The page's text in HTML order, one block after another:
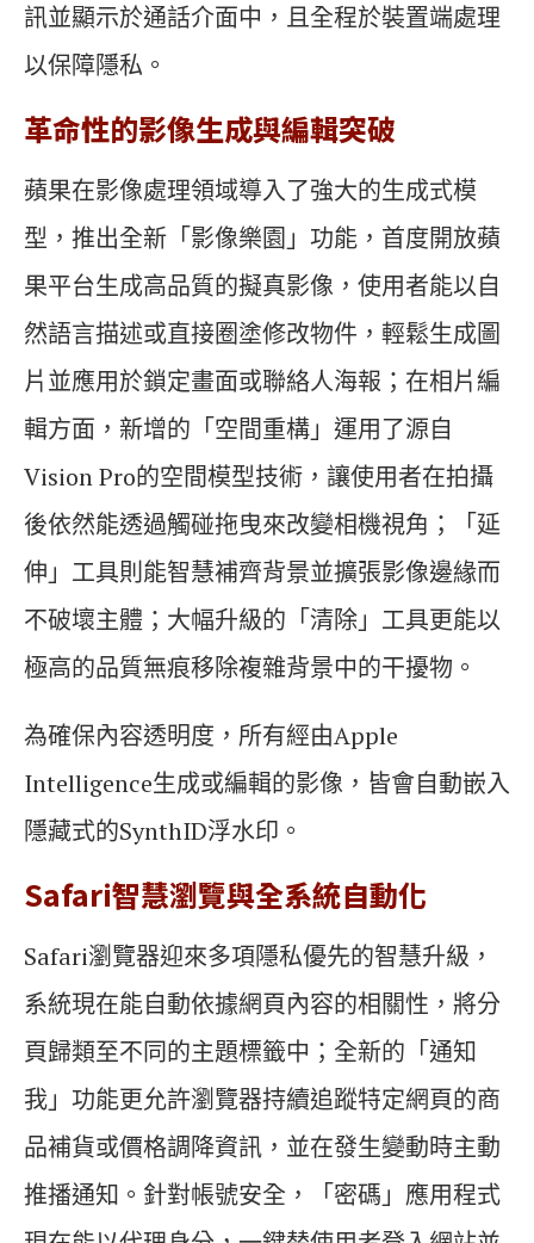
訊並顯示於通話介面中，且全程於裝置端處理
以保障隱私。
革命性的影像生成與編輯突破
蘋果在影像處理領域導入了強大的生成式模
型，推出全新「影像樂園」功能，首度開放蘋
果平台生成高品質的擬真影像，使用者能以自
然語言描述或直接圈塗修改物件，輕鬆生成圖
片並應用於鎖定畫面或聯絡人海報；在相片編
輯方面，新增的「空間重構」運用了源自
Vision Pro的空間模型技術，讓使用者在拍攝
後依然能透過觸碰拖曳來改變相機視角；「延
伸」工具則能智慧補齊背景並擴張影像邊緣而
不破壞主體；大幅升級的「清除」工具更能以
極高的品質無痕移除複雜背景中的干擾物。
為確保內容透明度，所有經由Apple
Intelligence生成或編輯的影像，皆會自動嵌入
隱藏式的SynthID浮水印。
Safari智慧瀏覽與全系統自動化
Safari瀏覽器迎來多項隱私優先的智慧升級，
系統現在能自動依據網頁內容的相關性，將分
頁歸類至不同的主題標籤中；全新的「通知
我」功能更允許瀏覽器持續追蹤特定網頁的商
品補貨或價格調降資訊，並在發生變動時主動
推播通知。針對帳號安全，「密碼」應用程式